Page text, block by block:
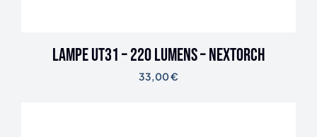
Lampe UT31 – 220 lumens – Nextorch
33,00€